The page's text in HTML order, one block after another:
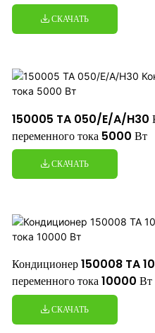
СКАЧАТЬ
150005 TA 050/E/A/H30
переменного тока 5000 Вт
СКАЧАТЬ
Кондиционер 150008 TA
переменного тока 10000 Вт
СКАЧАТЬ